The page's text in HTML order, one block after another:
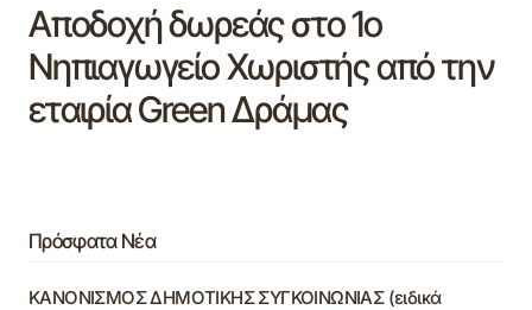
Αποδοχή δωρεάς στο 1ο
Νηπιαγωγείο Χωριστής από την
εταιρία Green Δράμας
Πρόσφατα Νέα
ΚΑΝΟΝΙΣΜΟΣ ΔΗΜΟΤΙΚΗΣ ΣΥΓΚΟΙΝΩΝΙΑΣ (ειδικά